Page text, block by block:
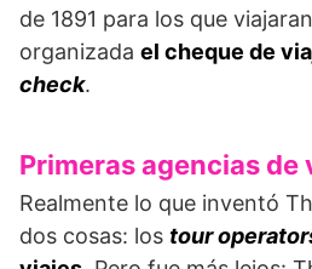
de 1891 para los que
organizada el cheque de
check.
Primeras agencias de
Realmente lo que inventó
dos cosas: los tour